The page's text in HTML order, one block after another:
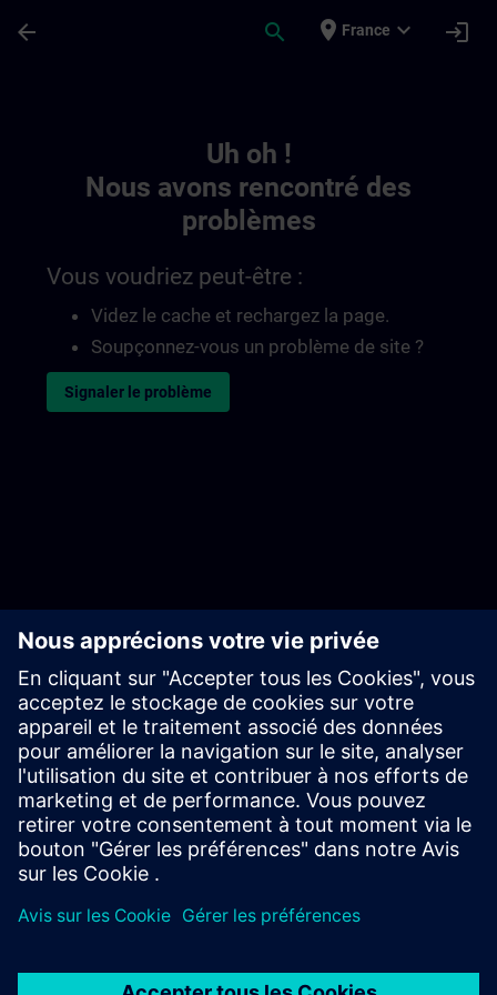
arrow_back search place France expand_more login
Uh oh !
Nous avons rencontré des
problèmes
Vous voudriez peut-être :
Videz le cache et rechargez la page.
Soupçonnez-vous un problème de site ?
Signaler le problème